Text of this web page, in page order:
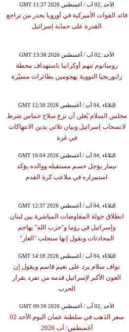
GMT 11:37 2026 الأحد ,02 آب / أغسطس
قائد القوات الأميركية في أوروبا يحذر من تراجع
القدرة على حماية إسرائيل
GMT 13:38 2026 الأحد ,02 آب / أغسطس
روساتوم تتهم أوكرانيا باستهداف محطة
زابوريجيا النووية بهجومين بطائرات مسيّرة
GMT 12:50 2026 الثلاثاء ,04 آب / أغسطس
مجلس السلام يُعلن أن نزع سلاح حماس شرط
لانسحاب إسرائيل وبيان ثلاثي يدين الانتهاكات
في غزة
GMT 16:04 2026 الثلاثاء ,04 آب / أغسطس
نيمار يؤجل حسم مستقبله ووالده يؤكد
استمراره في ملاعب كرة القدم
GMT 12:37 2026 الثلاثاء ,04 آب / أغسطس
انطلاق جولة المفاوضات المباشرة بين لبنان
وإسرائيل في روما و"حزب الله" يهاجم
المحادثات ويقول إنها ستجلب "العار"
GMT 14:18 2026 الثلاثاء ,04 آب / أغسطس
نواف سلام يرد على نعيم قاسم ويقول إن
العون الأكبر لإسرائيل قدمه من تفرد بقرار
الحرب
GMT 09:59 2026 الأحد ,02 آب / أغسطس
سعر الذهب في سلطنة عمان اليوم الأحد 02
أغسطس/ آب 2026